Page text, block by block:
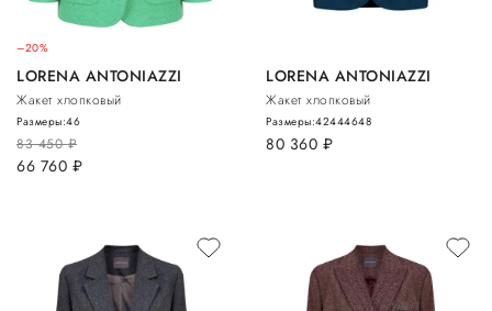
–20%
LORENA ANTONIAZZI
Жакет хлопковый
83 450руб.
66 760 руб.
Размеры:46
LORENA ANTONIAZZI
Жакет хлопковый
80 360 руб.
Размеры:42444648